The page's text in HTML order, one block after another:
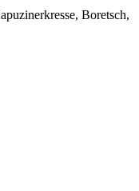
Boretsch,